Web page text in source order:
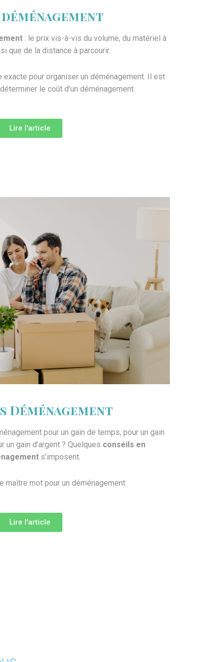
: le prix vis-à-vis du volume, du matériel à
que de la distance à parcourir.
exacte pour organiser un déménagement. Il est
le coût d’un déménagement.
Lire l'article
Déménagement
pour un gain de temps, pour un gain
un gain d’argent ? Quelques conseils en
s’imposent.
maître mot pour un déménagement
Lire l'article